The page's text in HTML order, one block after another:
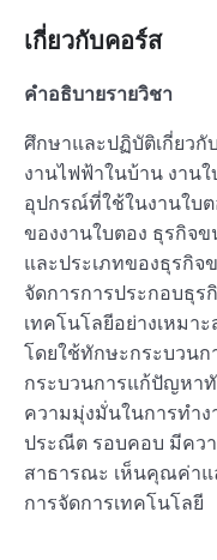
เกี่ยวกับคอร์ส
คำอธิบายรายวิชา
ศึกษาและปฏิบัติเกี่ยวกั
งานไฟฟ้าในบ้าน งาน
อุปกรณ์ที่ใช้ในงานใบต
ของงานใบตอง ธุรกิจ
และประเภทของธุรกิจ
จัดการการประกอบธุร
เทคโนโลยีอย่างเหมา
โดยใช้ทักษะกระบวน
กระบวนการแก้ปัญหาทั
ความมุ่งมั่นในการทำ
ประณีต รอบคอบ มีคว
สาธารณะ เห็นคุณค่าแ
การจัดการเทคโนโลยี